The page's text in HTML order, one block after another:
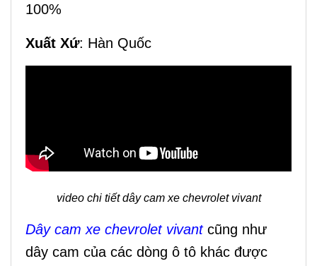
100%
Xuất Xứ: Hàn Quốc
video chi tiết dây cam xe chevrolet vivant
Dây cam xe chevrolet vivant cũng như
dây cam của các dòng ô tô khác được